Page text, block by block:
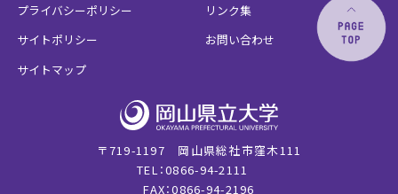
プライバシーポリシー
サイトポリシー
サイトマップ
リンク集
お問い合わせ
〒719-1197 岡山県総社市窪木111
TEL：0866-94-2111
FAX：0866-94-2196